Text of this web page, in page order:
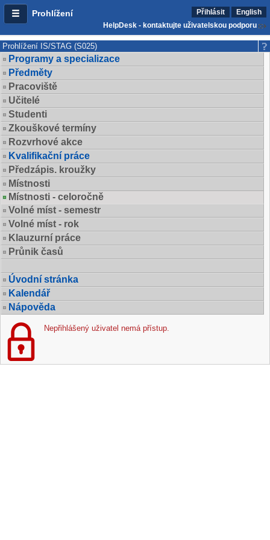
Prohlížení Přihlásit
English
HelpDesk - kontaktujte uživatelskou podporu
Prohlížení IS/STAG (S025)
Programy a specializace
Předměty
Pracoviště
Učitelé
Studenti
Zkouškové termíny
Rozvrhové akce
Kvalifikační práce
Předzápis. kroužky
Místnosti
Místnosti - celoročně
Volné míst - semestr
Volné míst - rok
Klauzurní práce
Průnik časů
Úvodní stránka
Kalendář
Nápověda
Nepřihlášený uživatel nemá přístup.